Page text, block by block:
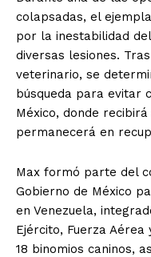
colapsadas, el
por la inestabilidad
diversas lesiones.
veterinario, se
búsqueda para evitar
México, donde
permanecerá en
Max formó parte del
Gobierno de México
en Venezuela,
Ejército, Fuerza Aérea
18 binomios caninos,